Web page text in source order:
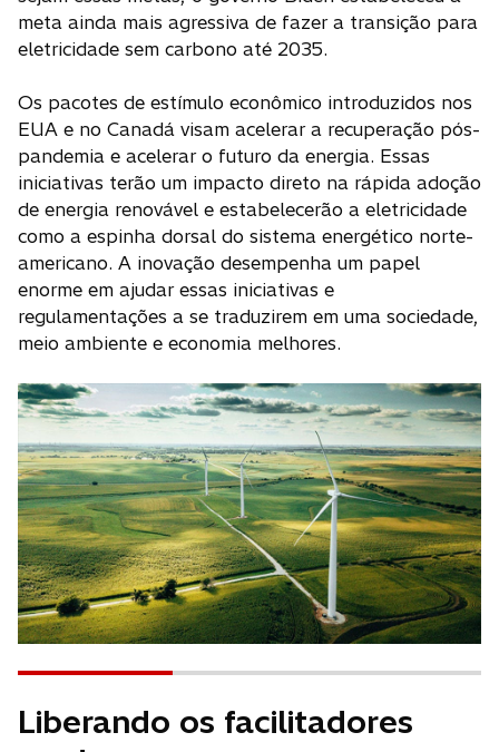
meta ainda mais agressiva de fazer a transição para
eletricidade sem carbono até 2035.
Os pacotes de estímulo econômico introduzidos nos
EUA e no Canadá visam acelerar a recuperação pós-
pandemia e acelerar o futuro da energia. Essas
iniciativas terão um impacto direto na rápida adoção
de energia renovável e estabelecerão a eletricidade
como a espinha dorsal do sistema energético norte-
americano. A inovação desempenha um papel
enorme em ajudar essas iniciativas e
regulamentações a se traduzirem em uma sociedade,
meio ambiente e economia melhores.
Liberando os facilitadores